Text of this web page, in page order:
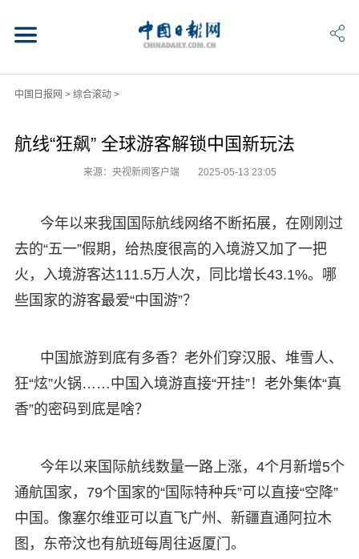
中国日报网 > 综合滚动>
航线“狂飙” 全球游客解锁中国新玩法
来源：央视新闻客户端 2025-05-13 23:05
今年以来我国国际航线网络不断拓展，在刚刚过
去的“五一”假期，给热度很高的入境游又加了一把
火，入境游客达111.5万人次，同比增长43.1%。哪
些国家的游客最爱“中国游”？
中国旅游到底有多香？老外们穿汉服、堆雪人、
狂“炫”火锅……中国入境游直接“开挂”！老外集体“真
香”的密码到底是啥？
今年以来国际航线数量一路上涨，4个月新增5个
通航国家，79个国家的“国际特种兵”可以直接“空降”
中国。像塞尔维亚可以直飞广州、新疆直通阿拉木
图，东帝汶也有航班每周往返厦门。